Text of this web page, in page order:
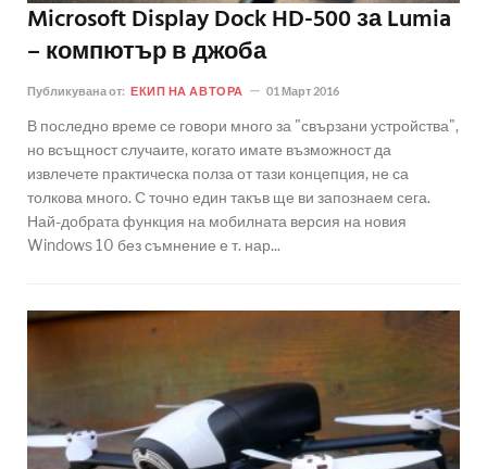
Microsoft Display Dock HD-500 за Lumia
– компютър в джоба
Публикувана от: ЕКИП НА АВТОРА 01 Март 2016
В последно време се говори много за "свързани устройства",
но всъщност случаите, когато имате възможност да
извлечете практическа полза от тази концепция, не са
толкова много. С точно един такъв ще ви запознаем сега.
Най-добрата функция на мобилната версия на новия
Windows 10 без съмнение е т. нар...